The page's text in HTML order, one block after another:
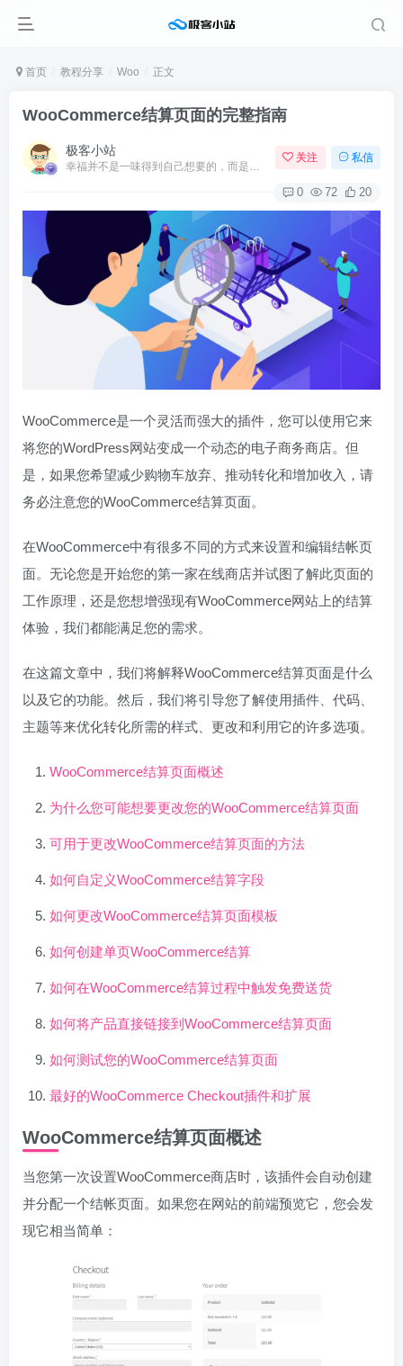
首页 教程分享 Woo 正文
WooCommerce结算页面的完整指南
极客小站 关注 私信
0 72 20
WooCommerce是一个灵活而强大的插件，您可以使用它来
将您的WordPress网站变成一个动态的电子商务商店。但
是，如果您希望减少购物车放弃、推动转化和增加收入，请
务必注意您的WooCommerce结算页面。
在WooCommerce中有很多不同的方式来设置和编辑结帐页
面。无论您是开始您的第一家在线商店并试图了解此页面的
工作原理，还是您想增强现有WooCommerce网站上的结算
体验，我们都能满足您的需求。
在这篇文章中，我们将解释WooCommerce结算页面是什么
以及它的功能。然后，我们将引导您了解使用插件、代码、
主题等来优化转化所需的样式、更改和利用它的许多选项。
WooCommerce结算页面概述
为什么您可能想要更改您的WooCommerce结算页面
可用于更改WooCommerce结算页面的方法
如何自定义WooCommerce结算字段
如何更改WooCommerce结算页面模板
如何创建单页WooCommerce结算
如何在WooCommerce结算过程中触发免费送货
如何将产品直接链接到WooCommerce结算页面
如何测试您的WooCommerce结算页面
最好的WooCommerce Checkout插件和扩展
WooCommerce结算页面概述
当您第一次设置WooCommerce商店时，该插件会自动创建
并分配一个结帐页面。如果您在网站的前端预览它，您会发
现它相当简单：